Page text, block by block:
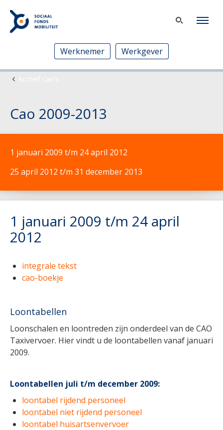
Werknemer Werkgever
Cao 2009-2013
1 januari 2009 t/m 24 april 2012
25 april 2012 t/m 31 december 2013
1 januari 2009 t/m 24 april
2012
integrale tekst
cao-boekje
Loontabellen
Loonschalen en loontreden zijn onderdeel van de CAO
Taxivervoer. Hier vindt u de loontabellen vanaf januari
2009.
Loontabellen juli t/m december 2009:
loontabel rijdend personeel
loontabel niet rijdend personeel
loontabel huisartsenvervoer